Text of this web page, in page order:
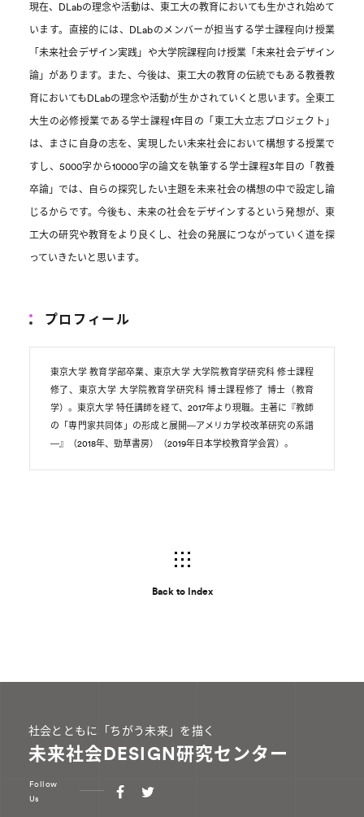
現在、DLabの理念や活動は、東工大の教育においても生かされ始めて
います。直接的には、DLabのメンバーが担当する学士課程向け授業
「未来社会デザイン実践」や大学院課程向け授業「未来社会デザイン
論」があります。また、今後は、東工大の教育の伝統でもある教養教
育においてもDLabの理念や活動が生かされていくと思います。全東工
大生の必修授業である学士課程1年目の「東工大立志プロジェクト」
は、まさに自身の志を、実現したい未来社会において構想する授業で
すし、5000字から10000字の論文を執筆する学士課程3年目の「教養
卒論」では、自らの探究したい主題を未来社会の構想の中で設定し論
じるからです。今後も、未来の社会をデザインするという発想が、東
工大の研究や教育をより良くし、社会の発展につながっていく道を探
っていきたいと思います。
プロフィール
東京大学 教育学部卒業、東京大学 大学院教育学研究科 修士課程
修了、東京大学 大学院教育学研究科 博士課程修了 博士（教育
学）。東京大学 特任講師を経て、2017年より現職。主著に『教師
の「専門家共同体」の形成と展開―アメリカ学校改革研究の系譜
―』（2018年、勁草書房）（2019年日本学校教育学会賞）。
Back to Index
社会とともに「ちがう未来」を描く
未来社会DESIGN研究センター
Follow
Us